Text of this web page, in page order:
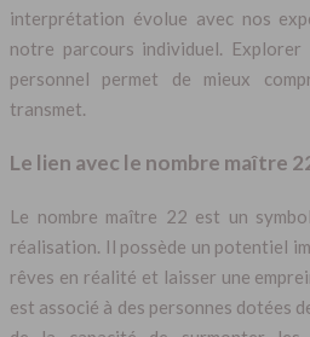
interprétation évolue avec nos
notre parcours individuel.
personnel permet de mieux
transmet.
Le lien avec le nombre maître
Le nombre maître 22 est un
réalisation. Il possède un potentiel
rêves en réalité et laisser une
est associé à des personnes dotées